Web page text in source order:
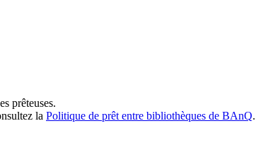
prêteuses.
la Politique de prêt entre bibliothèques de BAnQ.